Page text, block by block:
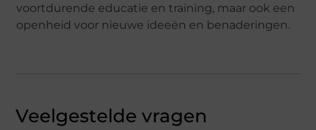
voortdurende educatie en training, maar ook een
openheid voor nieuwe ideeën en benaderingen.
Veelgestelde vragen